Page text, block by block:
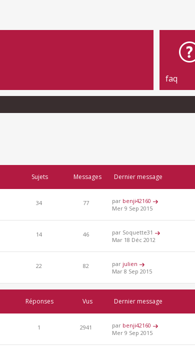
faq
Sujets Messages Dernier message
34 77 par benji42160
Mer 9 Sep 2015
14 46
par Soquette31
Mar 18 Déc 2012
22 82 par julien
Mar 8 Sep 2015
Réponses Vus Dernier message
1 2941 par benji42160
Mer 9 Sep 2015